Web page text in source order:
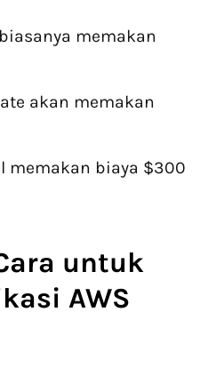
memakan
akan memakan
memakan biaya $300
untuk
AWS